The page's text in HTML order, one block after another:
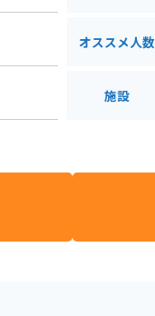
オススメ人数
施設